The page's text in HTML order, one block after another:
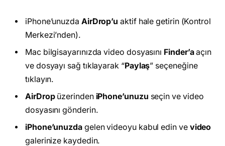
iPhone’unuzda AirDrop’uaktif hale getirin (Kontrol
Merkezi’nden).
Mac bilgisayarınızda video dosyasını Finder’aaçın
ve dosyayı sağ tıklayarak “Paylaş” seçeneğine
tıklayın.
AirDrop üzerinden iPhone’unuzu seçin ve video
dosyasını gönderin.
iPhone’unuzda gelen videoyu kabul edin ve video
galerinize kaydedin.